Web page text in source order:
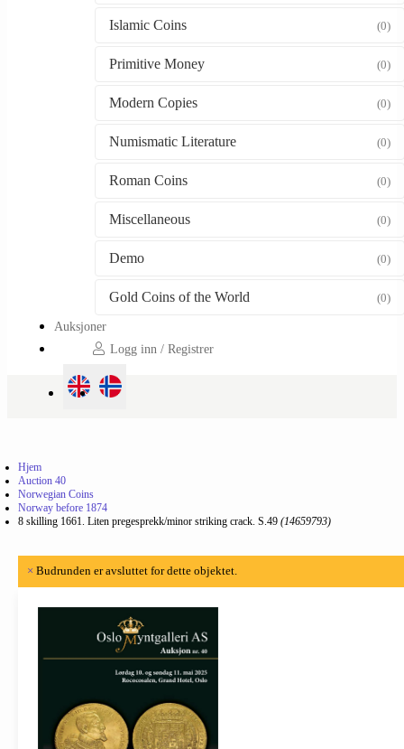
Islamic Coins (0)
Primitive Money (0)
Modern Copies (0)
Numismatic Literature (0)
Roman Coins (0)
Miscellaneous (0)
Demo (0)
Gold Coins of the World (0)
Auksjoner
Logg inn / Registrer
Hjem
Auction 40
Norwegian Coins
Norway before 1874
8 skilling 1661. Liten pregesprekk/minor striking crack. S.49 (14659793)
× Budrunden er avsluttet for dette objektet.